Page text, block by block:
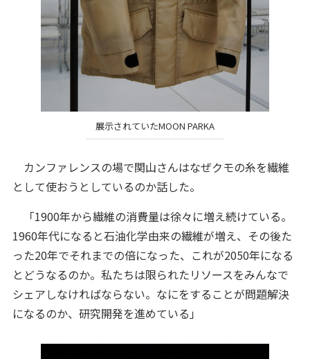
展示されていたMOON PARKA
カンファレンスの場で関山さんはなぜクモの糸を繊維
として使おうとしているのか話した。
「1900年から繊維の消費量は徐々に増え続けている。
1960年代になると石油化学由来の繊維が増え、その後た
った20年でそれまでの倍になった、これが2050年になる
とどうなるのか。私たちは限られたリソースをみんなで
シェアしなければならない。なにをすることが問題解決
になるのか、研究開発を進めている」